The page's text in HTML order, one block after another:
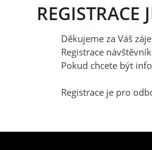
Děkujeme za Váš
Registrace
Pokud chcete být
Registrace je pro